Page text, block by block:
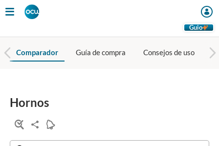
Guio
Comparador Guía de compra Consejos de uso
Hornos